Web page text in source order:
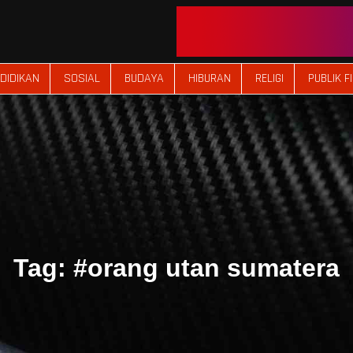
SOSIAL BUDAYA HIBURAN RELIGI PUBLIK
Tag: #orang utan sumatera